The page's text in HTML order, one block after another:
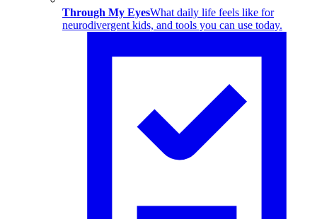
Through My EyesWhat daily life feels like for
neurodivergent kids, and tools you can use today.